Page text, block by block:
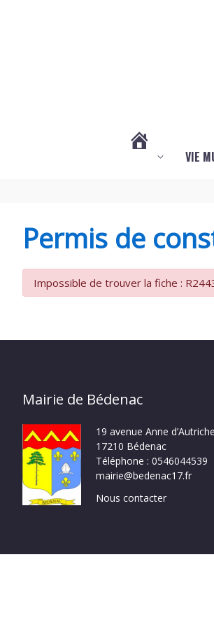
(PAS
DE
VIE
Permis de
Impossible de trouver la fiche :
Mairie de Bédenac
19 avenue Anne d’Autriche
17210 Bédenac
Téléphone : 0546044539
mairie@bedenac17.fr
Nous contacter